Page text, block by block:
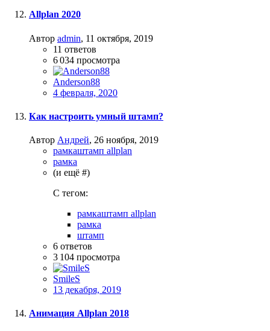
Allplan 2020
Автор admin, 11 октября, 2019
11 ответов
6 034 просмотра
Anderson88
4 февраля, 2020
Как настроить умный штамп?
Автор Андрей, 26 ноября, 2019
рамкаштамп allplan
рамка
(и ещё #)
C тегом:
рамкаштамп allplan
рамка
штамп
6 ответов
3 104 просмотра
SmileS
13 декабря, 2019
Анимация Allplan 2018